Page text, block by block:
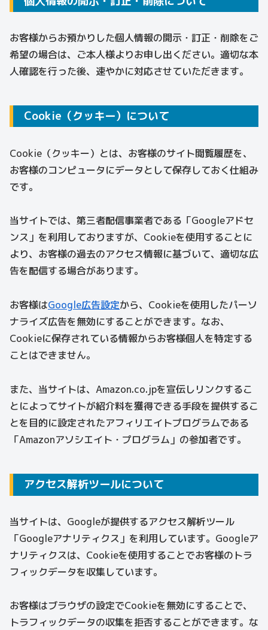
お客様からお預かりした個人情報の開示・訂正・削除をご
希望の場合は、ご本人様よりお申し出ください。適切な本
人確認を行った後、速やかに対応させていただきます。
Cookie（クッキー）について
Cookie（クッキー）とは、お客様のサイト閲覧履歴を、
お客様のコンピュータにデータとして保存しておく仕組み
です。
当サイトでは、第三者配信事業者である「Googleアドセ
ンス」を利用しておりますが、Cookieを使用することに
より、お客様の過去のアクセス情報に基づいて、適切な広
告を配信する場合があります。
お客様はGoogle広告設定から、Cookieを使用したパーソ
ナライズ広告を無効にすることができます。なお、
Cookieに保存されている情報からお客様個人を特定する
ことはできません。
また、当サイトは、Amazon.co.jpを宣伝しリンクするこ
とによってサイトが紹介料を獲得できる手段を提供するこ
とを目的に設定されたアフィリエイトプログラムである
「Amazonアソシエイト・プログラム」の参加者です。
アクセス解析ツールについて
当サイトは、Googleが提供するアクセス解析ツール
「Googleアナリティクス」を利用しています。Googleア
ナリティクスは、Cookieを使用することでお客様のトラ
フィックデータを収集しています。
お客様はブラウザの設定でCookieを無効にすることで、
トラフィックデータの収集を拒否することができます。な